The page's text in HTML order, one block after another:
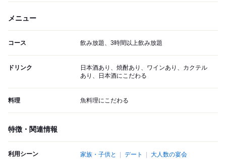
メニュー
コース 飲み放題、3時間以上飲み放題
ドリンク
日本酒あり、焼酎あり、ワインあり、カクテル
あり、日本酒にこだわる
料理 魚料理にこだわる
特徴・関連情報
利用シーン 家族・子供と デート 大人数の宴会